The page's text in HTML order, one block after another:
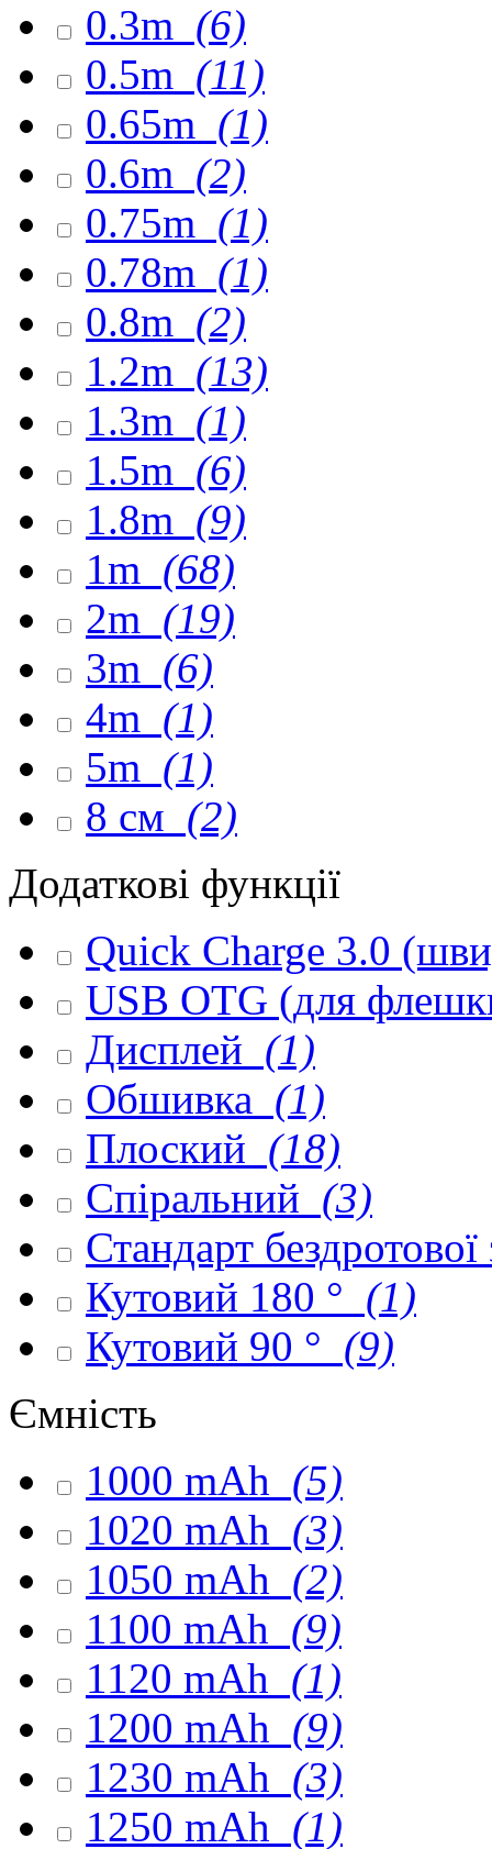
0.3m (6)
0.5m (11)
0.65m (1)
0.6m (2)
0.75m (1)
0.78m (1)
0.8m (2)
1.2m (13)
1.3m (1)
1.5m (6)
1.8m (9)
1m (68)
2m (19)
3m (6)
4m (1)
5m (1)
8 см (2)
Додаткові функції
Quick Charge 3.0
USB OTG (для
Дисплей (1)
Обшивка (1)
Плоский (18)
Спіральний (3)
Стандарт
Кутовий 180 ° (1)
Кутовий 90 ° (9)
Ємність
1000 mAh (5)
1020 mAh (3)
1050 mAh (2)
1100 mAh (9)
1120 mAh (1)
1200 mAh (9)
1230 mAh (3)
1250 mAh (1)